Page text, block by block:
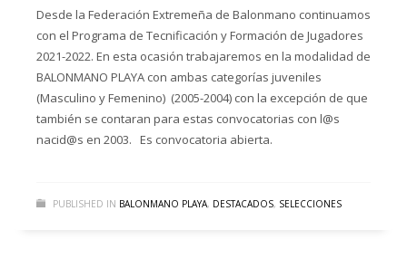
Desde la Federación Extremeña de Balonmano continuamos
con el Programa de Tecnificación y Formación de Jugadores
2021-2022. En esta ocasión trabajaremos en la modalidad de
BALONMANO PLAYA con ambas categorías juveniles
(Masculino y Femenino) (2005-2004) con la excepción de que
también se contaran para estas convocatorias con l@s
nacid@s en 2003. Es convocatoria abierta.
PUBLISHED IN BALONMANO PLAYA, DESTACADOS, SELECCIONES